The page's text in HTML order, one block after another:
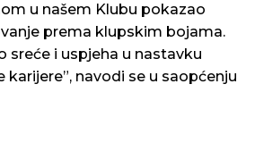
u našem Klubu pokazao
prema klupskim bojama.
sreće i uspjeha u nastavku
navodi se u saopćenju